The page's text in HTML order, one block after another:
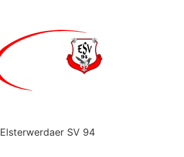
Elsterwerdaer SV 94